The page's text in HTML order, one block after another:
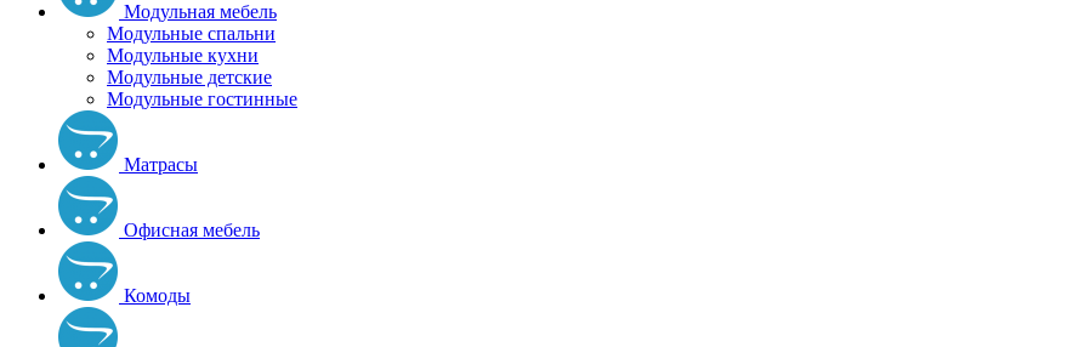
Модульная мебель
Модульные спальни
Модульные кухни
Модульные детские
Модульные гостинные
Матрасы
Офисная мебель
Комоды